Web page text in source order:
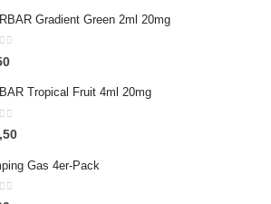
Gradient Green 2ml 20mg
of 5
Tropical Fruit 4ml 20mg
of 5
Gas 4er-Pack
of 5